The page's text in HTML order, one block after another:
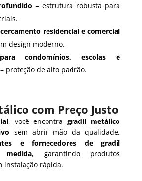
– estrutura robusta para
residencial e comercial
design moderno.
condomínios, escolas e
proteção de alto padrão.
com Preço Justo
, você encontragradil metálico
sem abrir mão da qualidade.
e fornecedores de gradil
, garantindo produtos
instalação rápida.